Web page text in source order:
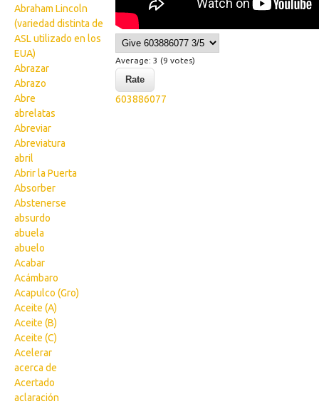
Abraham Lincoln
(variedad distinta de
ASL utilizado en los
EUA)
Abrazar
Abrazo
Abre
abrelatas
Abreviar
Abreviatura
abril
Abrir la Puerta
Absorber
Abstenerse
absurdo
abuela
abuelo
Acabar
Acámbaro
Acapulco (Gro)
Aceite (A)
Aceite (B)
Aceite (C)
Acelerar
acerca de
Acertado
aclaración
Average: 3 (9 votes)
603886077